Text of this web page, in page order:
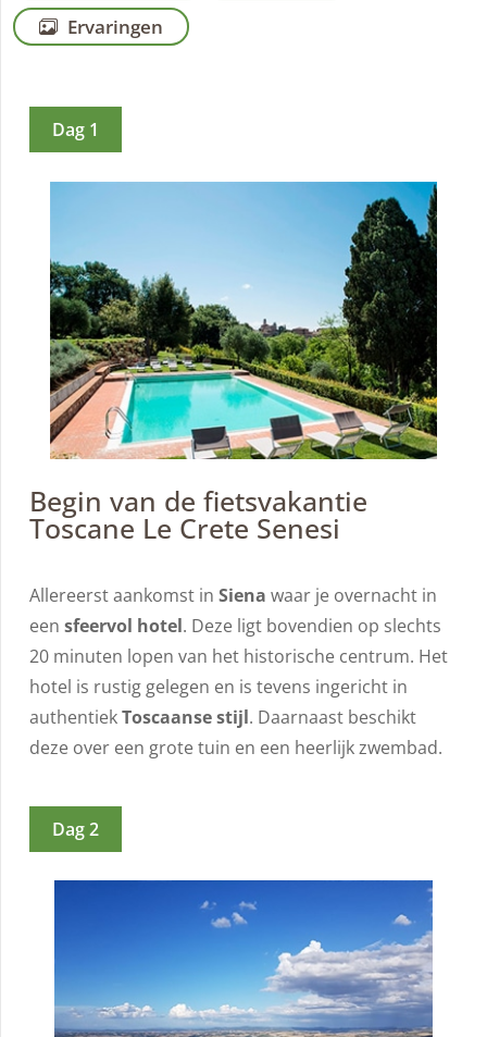
Ervaringen
Dag 1
Begin van de fietsvakantie
Toscane Le Crete Senesi
Allereerst aankomst in Siena waar je overnacht in
een sfeervol hotel. Deze ligt bovendien op slechts
20 minuten lopen van het historische centrum. Het
hotel is rustig gelegen en is tevens ingericht in
authentiekToscaanse stijl. Daarnaast beschikt
deze over een grote tuin en een heerlijk zwembad.
Dag 2